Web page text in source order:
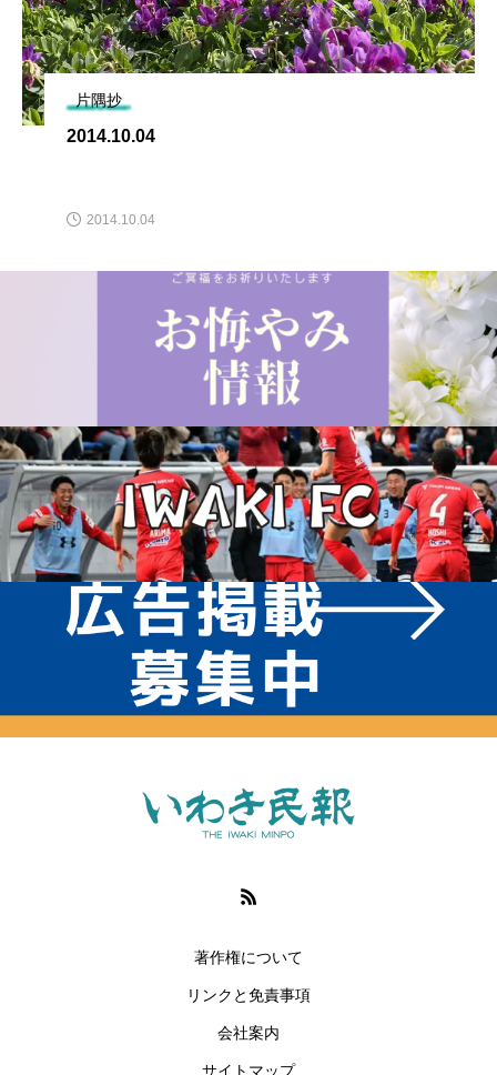
片隅抄
2014.10.04
2014.10.04
著作権について
リンクと免責事項
会社案内
サイトマップ